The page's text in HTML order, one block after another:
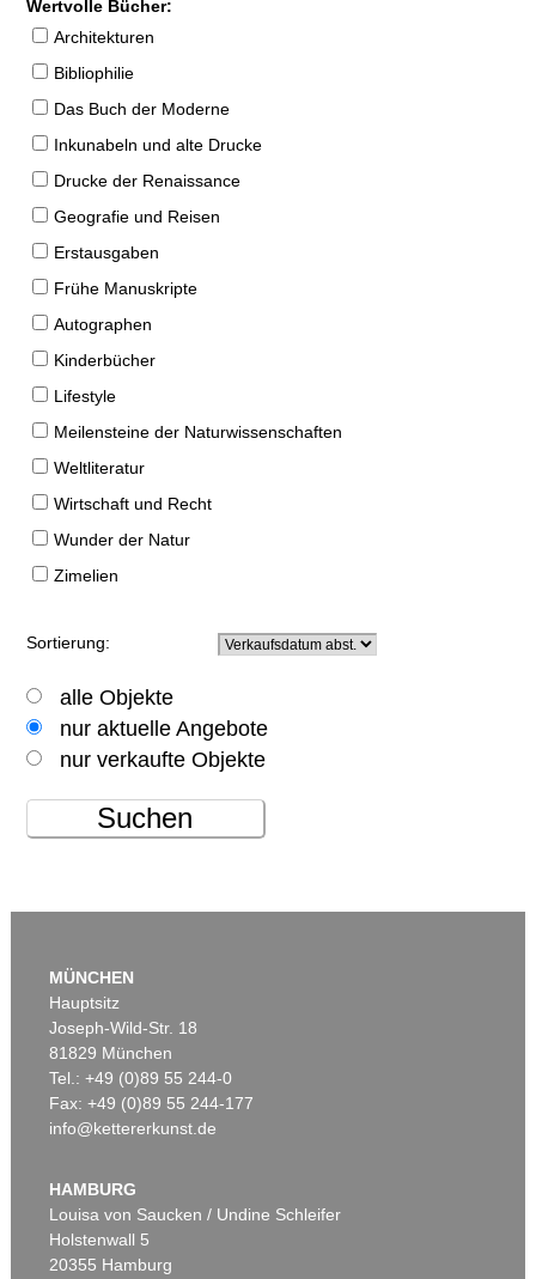
Wertvolle Bücher:
Architekturen
Bibliophilie
Das Buch der Moderne
Inkunabeln und alte Drucke
Drucke der Renaissance
Geografie und Reisen
Erstausgaben
Frühe Manuskripte
Autographen
Kinderbücher
Lifestyle
Meilensteine der Naturwissenschaften
Weltliteratur
Wirtschaft und Recht
Wunder der Natur
Zimelien
Sortierung:
alle Objekte
nur aktuelle Angebote
nur verkaufte Objekte
Suchen
MÜNCHEN
Hauptsitz
Joseph-Wild-Str. 18
81829 München
Tel.: +49 (0)89 55 244-0
Fax: +49 (0)89 55 244-177
info@kettererkunst.de
HAMBURG
Louisa von Saucken / Undine Schleifer
Holstenwall 5
20355 Hamburg